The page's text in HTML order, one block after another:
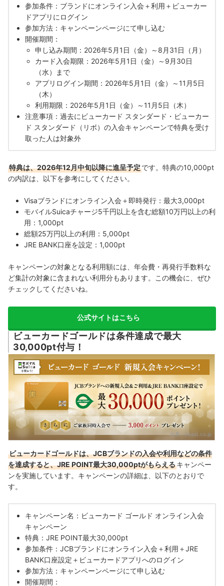
参加条件：ブランドにオンライン入会＋利用＋ビューカー
ドアプリにログイン
参加方法：キャンペーンページにて申し込む
開催期間：
申し込み期間：2026年5月1日（金）～8月31日（月）
カード入会期限：2026年5月1日（金）～9月30日
（水）まで
アプリログイン期間：2026年5月1日（金）～11月5日
（木）
利用期限：2026年5月1日（金）～11月5日（木）
注意事項：過去にビューカード スタンダード・ビューカー
ド スタンダード（リボ）の入会キャンペーンで特典を受け
取った人は対象外
特典は、2026年12月中旬以降に進呈予定です。特典の10,000pt
の内訳は、以下を参考にしてください。
Visaブランドにオンライン入会＋即時発行：最大3,000pt
モバイルSuicaチャージ5千円以上を含む総額10万円以上の利
用：1,000pt
総額25万円以上の利用：5,000pt
JRE BANK口座を設定：1,000pt
キャンペーンの対象となる利用額には、年会費・再発行手数料な
ど集計の対象に含まれない利用分もあります。この機会に、ぜひ
チェックしてくださいね。
公式サイトはこちら
ビューカードゴールドは条件達成で最大
30,000pt付与！
出典：jreast.co.jp
ビューカードゴールドは、JCBブランドの入会や利用などの条件
を達成すると、JRE POINT最大30,000ptがもらえるキャンペー
ンを実施しています。キャンペーンの詳細は、以下のとおりで
す。
キャンペーン名：ビューカード ゴールド オンライン入会
キャンペーン
特典：JRE POINT最大30,000pt
参加条件：JCBブランドにオンライン入会＋利用＋JRE
BANK口座設定＋ビューカードアプリへのログイン
参加方法：キャンペーンページにて申し込む
開催期間：